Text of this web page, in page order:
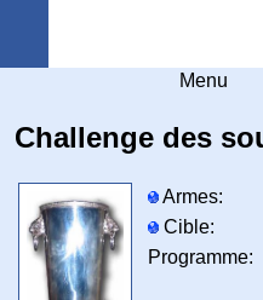
Menu
Challenge des
Armes:
Cible:
Programme: